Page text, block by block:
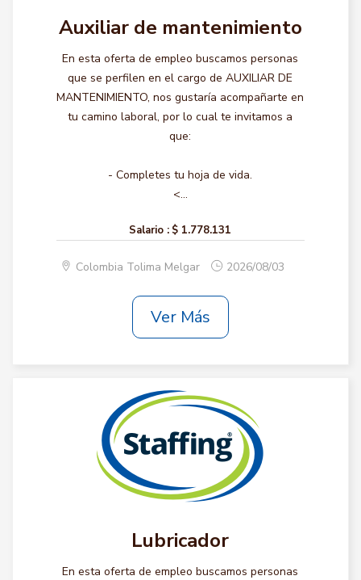
Auxiliar de mantenimiento
En esta oferta de empleo buscamos personas
que se perfilen en el cargo de AUXILIAR DE
MANTENIMIENTO, nos gustaría acompañarte en
tu camino laboral, por lo cual te invitamos a
que:
- Completes tu hoja de vida.
<...
Salario : $ 1.778.131
Colombia Tolima Melgar 2026/08/03
Ver Más
Lubricador
En esta oferta de empleo buscamos personas